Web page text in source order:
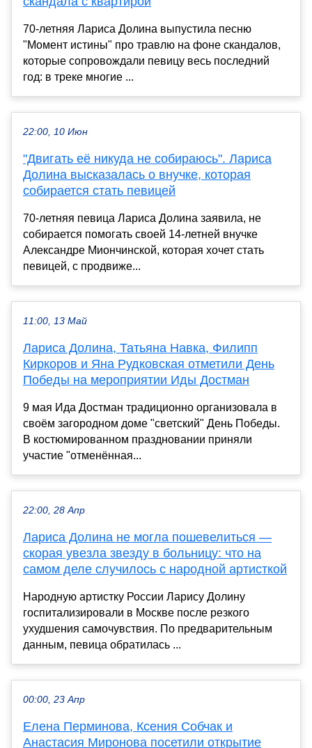
70-летняя Лариса Долина выпустила песню
"Момент истины" про травлю на фоне скандалов,
которые сопровождали певицу весь последний
год: в треке многие ...
22:00, 10 Июн
"Двигать её никуда не собираюсь". Лариса
Долина высказалась о внучке, которая
собирается стать певицей
70-летняя певица Лариса Долина заявила, не
собирается помогать своей 14-летней внучке
Александре Миончинской, которая хочет стать
певицей, с продвиже...
11:00, 13 Май
Лариса Долина, Татьяна Навка, Филипп
Киркоров и Яна Рудковская отметили День
Победы на мероприятии Иды Достман
9 мая Ида Достман традиционно организовала в
своём загородном доме "светский" День Победы.
В костюмированном праздновании приняли
участие "отменённая...
22:00, 28 Апр
Лариса Долина не могла пошевелиться —
скорая увезла звезду в больницу: что на
самом деле случилось с народной артисткой
Народную артистку России Ларису Долину
госпитализировали в Москве после резкого
ухудшения самочувствия. По предварительным
данным, певица обратилась ...
00:00, 23 Апр
Елена Перминова, Ксения Собчак и
Анастасия Миронова посетили открытие